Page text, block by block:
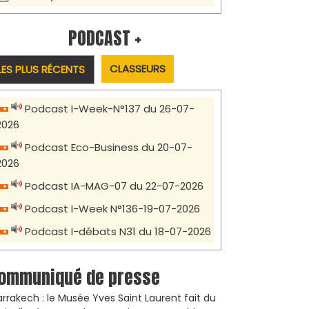
PODCAST +
PLUS RÉCENTS CLASSEURS
Podcast I-Week-N°137 du 26-07-
Podcast Eco-Business du 20-07-
Podcast IA-MAG-07 du 22-07-2026
Podcast I-Week N°136-19-07-2026
Podcast I-débats N31 du 18-07-2026
de presse
: le Musée Yves Saint Laurent fait du